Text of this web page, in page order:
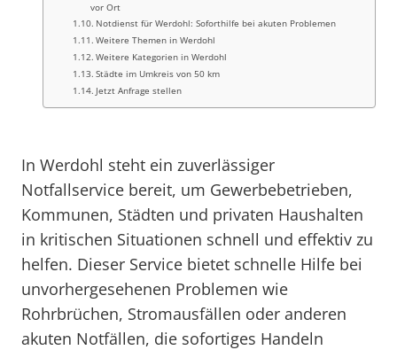
vor Ort
Notdienst für Werdohl: Soforthilfe bei akuten Problemen
Weitere Themen in Werdohl
Weitere Kategorien in Werdohl
Städte im Umkreis von 50 km
Jetzt Anfrage stellen
In Werdohl steht ein zuverlässiger
Notfallservice bereit, um Gewerbebetrieben,
Kommunen, Städten und privaten Haushalten
in kritischen Situationen schnell und effektiv zu
helfen. Dieser Service bietet schnelle Hilfe bei
unvorhergesehenen Problemen wie
Rohrbrüchen, Stromausfällen oder anderen
akuten Notfällen, die sofortiges Handeln